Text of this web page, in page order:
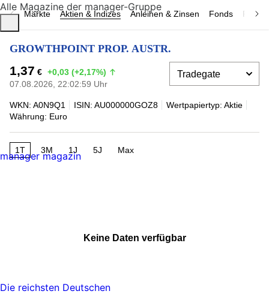
Märkte Aktien & Indizes Anleihen & Zinsen Fonds
GROWTHPOINT PROP. AUSTR.
1,37 € +0,03 (+2,17%)
07.08.2026, 22:02:59 Uhr
WKN: A0N9Q1 ISIN: AU000000GOZ8
Wertpapiertyp: Aktie
Währung: Euro
1T 3M 1J 5J Max
Keine Daten verfügbar
Alle Magazine der manager-Gruppe
manager magazin
Die reichsten Deutschen